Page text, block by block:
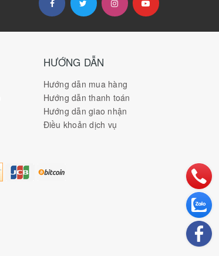
HƯỚNG DẪN
Hướng dẫn mua hàng
Hướng dẫn thanh toán
Hướng dẫn giao nhận
Điều khoản dịch vụ